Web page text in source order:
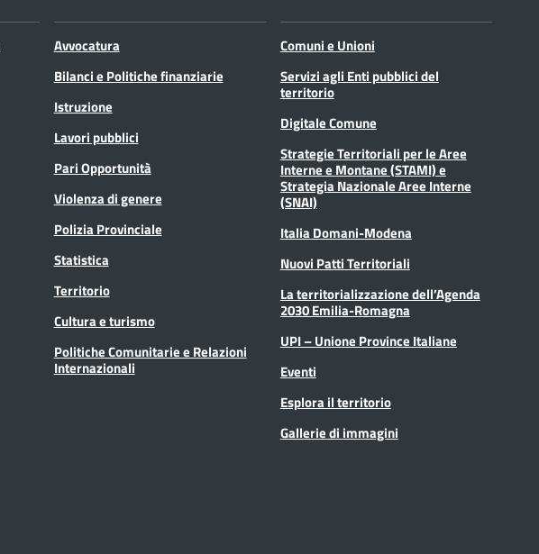
Avvocatura
Bilanci e Politiche finanziarie
Istruzione
Lavori pubblici
Pari Opportunità
Violenza di genere
Polizia Provinciale
Statistica
Territorio
Cultura e turismo
Politiche Comunitarie e Relazioni
Internazionali
Comuni e Unioni
Servizi agli Enti pubblici del
territorio
Digitale Comune
Strategie Territoriali per le Aree
Interne e Montane (STAMI) e
Strategia Nazionale Aree Interne
(SNAI)
Italia Domani-Modena
Nuovi Patti Territoriali
La territorializzazione dell’Agenda
2030 Emilia-Romagna
UPI – Unione Province Italiane
Eventi
Esplora il territorio
Gallerie di immagini